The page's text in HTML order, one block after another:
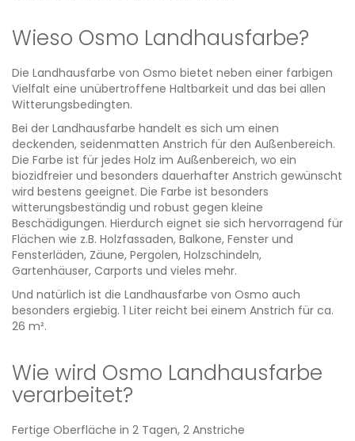
Wieso Osmo Landhausfarbe?
Die Landhausfarbe von Osmo bietet neben einer farbigen
Vielfalt eine unübertroffene Haltbarkeit und das bei allen
Witterungsbedingten.
Bei der Landhausfarbe handelt es sich um einen
deckenden, seidenmatten Anstrich für den Außenbereich.
Die Farbe ist für jedes Holz im Außenbereich, wo ein
biozidfreier und besonders dauerhafter Anstrich gewünscht
wird bestens geeignet. Die Farbe ist besonders
witterungsbeständig und robust gegen kleine
Beschädigungen. Hierdurch eignet sie sich hervorragend für
Flächen wie z.B. Holzfassaden, Balkone, Fenster und
Fensterläden, Zäune, Pergolen, Holzschindeln,
Gartenhäuser, Carports und vieles mehr.
Und natürlich ist die Landhausfarbe von Osmo auch
besonders ergiebig. 1 Liter reicht bei einem Anstrich für ca.
26 m².
Wie wird Osmo Landhausfarbe
verarbeitet?
Fertige Oberfläche in 2 Tagen, 2 Anstriche